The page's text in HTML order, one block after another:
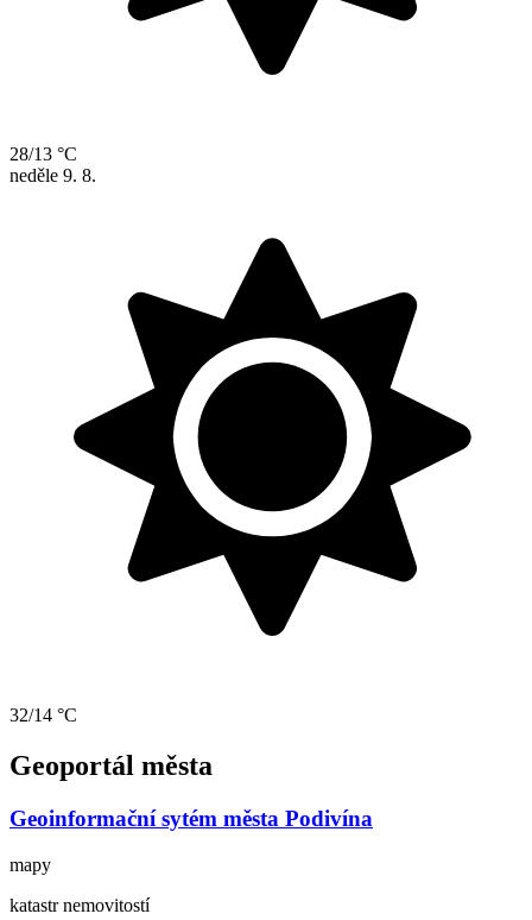
28/13 °C
neděle 9. 8.
32/14 °C
Geoportál města
Geoinformační sytém města Podivína
mapy
katastr nemovitostí